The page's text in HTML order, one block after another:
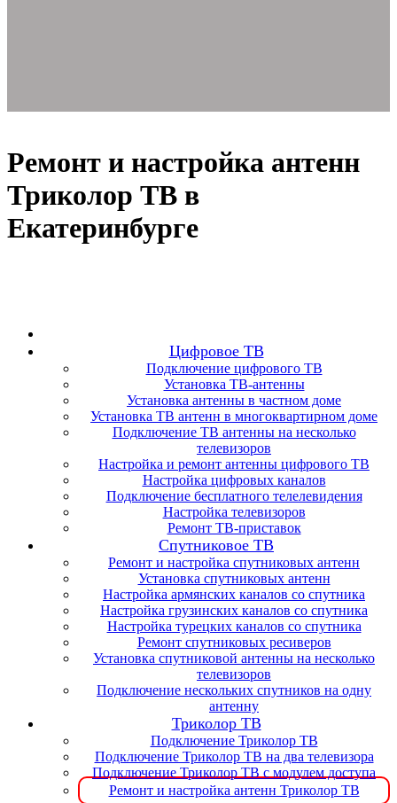
Ремонт и настройка антенн
Триколор ТВ в
Екатеринбурге
Цифровое ТВ
Подключение цифрового ТВ
Установка ТВ-антенны
Установка антенны в частном доме
Установка ТВ антенн в многоквартирном доме
Подключение ТВ антенны на несколько
телевизоров
Настройка и ремонт антенны цифрового ТВ
Настройка цифровых каналов
Подключение бесплатного телелевидения
Настройка телевизоров
Ремонт ТВ-приставок
Спутниковое ТВ
Ремонт и настройка спутниковых антенн
Установка спутниковых антенн
Настройка армянских каналов со спутника
Настройка грузинских каналов со спутника
Настройка турецких каналов со спутника
Ремонт спутниковых ресиверов
Установка спутниковой антенны на несколько
телевизоров
Подключение нескольких спутников на одну
антенну
Триколор ТВ
Подключение Триколор ТВ
Подключение Триколор ТВ на два телевизора
Подключение Триколор ТВ с модулем доступа
Ремонт и настройка антенн Триколор ТВ